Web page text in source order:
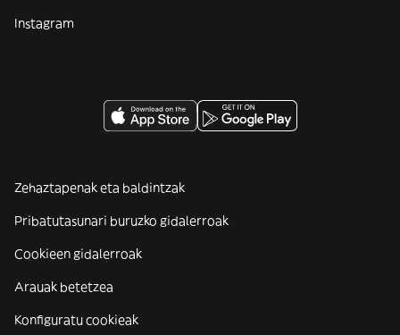
Instagram
Zehaztapenak eta baldintzak
Pribatutasunari buruzko gidalerroak
Cookieen gidalerroak
Arauak betetzea
Konfiguratu cookieak